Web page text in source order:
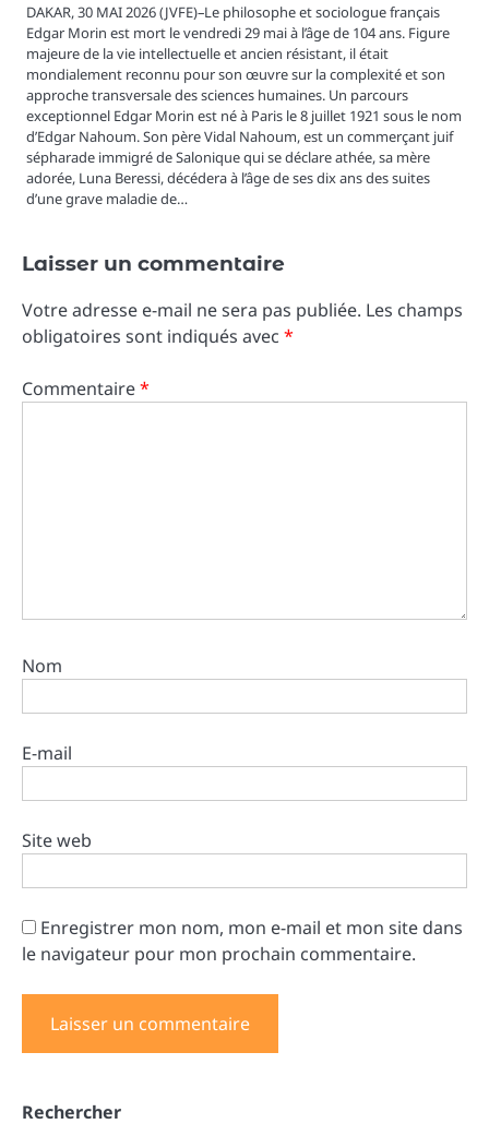
DAKAR, 30 MAI 2026 (JVFE)–Le philosophe et sociologue français
Edgar Morin est mort le vendredi 29 mai à l’âge de 104 ans. Figure
majeure de la vie intellectuelle et ancien résistant, il était
mondialement reconnu pour son œuvre sur la complexité et son
approche transversale des sciences humaines. Un parcours
exceptionnel Edgar Morin est né à Paris le 8 juillet 1921 sous le nom
d’Edgar Nahoum. Son père Vidal Nahoum, est un commerçant juif
sépharade immigré de Salonique qui se déclare athée, sa mère
adorée, Luna Beressi, décédera à l’âge de ses dix ans des suites
d’une grave maladie de…
Laisser un commentaire
Votre adresse e-mail ne sera pas publiée. Les champs
obligatoires sont indiqués avec *
Commentaire*
Nom
E-mail
Site web
Enregistrer mon nom, mon e-mail et mon site dans
le navigateur pour mon prochain commentaire.
Rechercher